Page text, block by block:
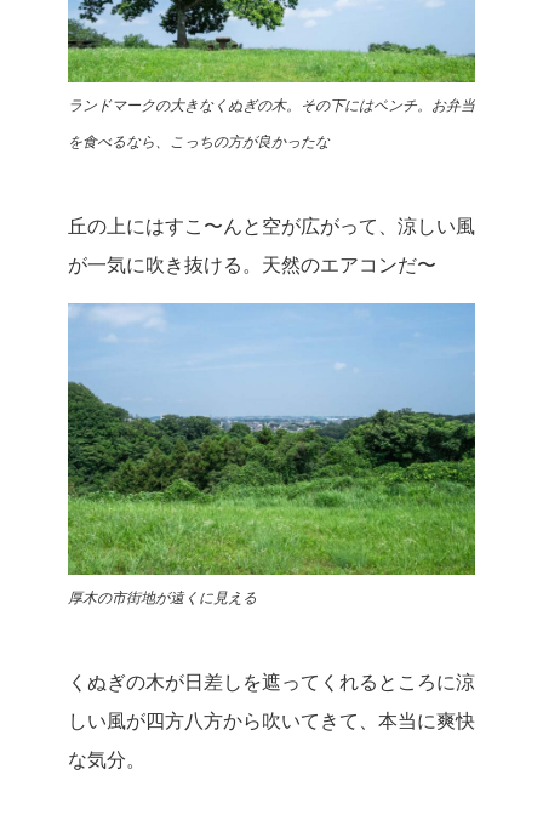
ランドマークの大きなくぬぎの木。その下にはベンチ。お弁当
を食べるなら、こっちの方が良かったな
丘の上にはすこ〜んと空が広がって、涼しい風
が一気に吹き抜ける。天然のエアコンだ〜
厚木の市街地が遠くに見える
くぬぎの木が日差しを遮ってくれるところに涼
しい風が四方八方から吹いてきて、本当に爽快
な気分。